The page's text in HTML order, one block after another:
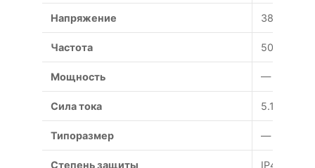
Напряжение 380 В
Частота 50 Гц
Мощность — Вт
Сила тока 5.1 А
Типоразмер — мм
Степень защиты IP44